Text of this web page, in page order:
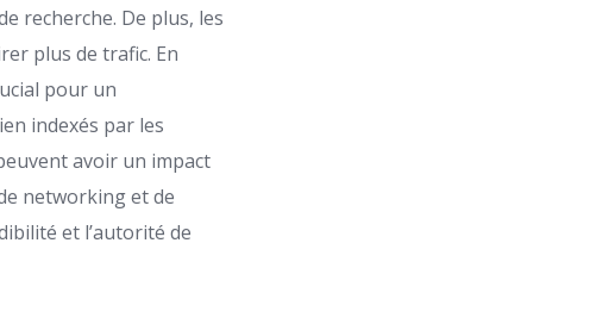
recherche. De plus, les
plus de trafic. En
pour un
indexés par les
avoir un impact
networking et de
et l’autorité de